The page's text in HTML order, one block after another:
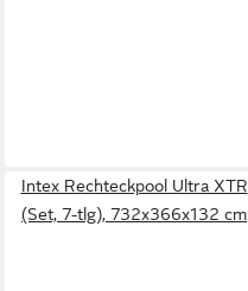
Intex Rechteckpool Ultra XTR
(Set, 7-tlg), 732x366x132 cm